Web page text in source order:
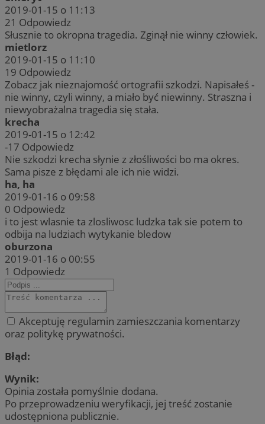
2019-01-15 o 11:13
21 Odpowiedz
Słusznie to okropna tragedia. Zginął nie winny człowiek.
mietlorz
2019-01-15 o 11:10
19 Odpowiedz
Zobacz jak nieznajomość ortografii szkodzi. Napisałeś -
nie winny, czyli winny, a miało być niewinny. Straszna i
niewyobrażalna tragedia się stała.
krecha
2019-01-15 o 12:42
-17 Odpowiedz
Nie szkodzi krecha słynie z złośliwości bo ma okres.
Sama pisze z błędami ale ich nie widzi.
ha, ha
2019-01-16 o 09:58
0 Odpowiedz
i to jest wlasnie ta zlosliwosc ludzka tak sie potem to
odbija na ludziach wytykanie bledow
oburzona
2019-01-16 o 00:55
1 Odpowiedz
Akceptuję regulamin zamieszczania komentarzy
oraz politykę prywatności.
Błąd:
Wynik:
Opinia została pomyślnie dodana.
Po przeprowadzeniu weryfikacji, jej treść zostanie
udostępniona publicznie.